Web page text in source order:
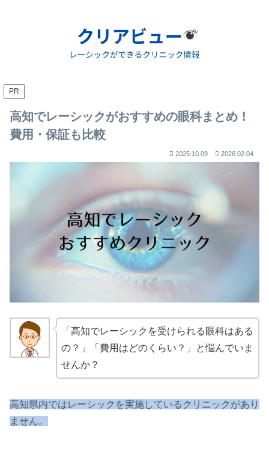
PR
高知でレーシックがおすすめの眼科まとめ！
費用・保証も比較
2025.10.09 2026.02.04
「高知でレーシックを受けられる眼科はある
の？」「費用はどのくらい？」と悩んでいま
せんか？
高知県内ではレーシックを実施しているクリニックがあり
ません。